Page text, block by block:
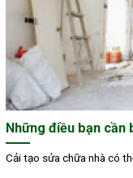
Những điều bạn
Cải tạo sửa chữa nhà có